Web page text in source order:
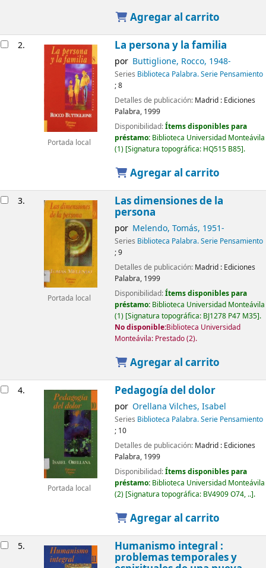
Agregar al carrito
2.
Portada local
La persona y la familia
por Buttiglione, Rocco, 1948-
Series Biblioteca Palabra. Serie Pensamiento
; 8
Detalles de publicación: Madrid : Ediciones
Palabra, 1999
Disponibilidad:Ítems disponibles para
préstamo: Biblioteca Universidad Monteávila
(1) Signatura topográfica: HQ515 B85 .
Agregar al carrito
3.
Portada local
Las dimensiones de la
persona
por Melendo, Tomás, 1951-
Series Biblioteca Palabra. Serie Pensamiento
; 9
Detalles de publicación: Madrid : Ediciones
Palabra, 1999
Disponibilidad:Ítems disponibles para
préstamo: Biblioteca Universidad Monteávila
(1) Signatura topográfica: BJ1278 P47 M35 .
No disponible:Biblioteca Universidad
Monteávila: Prestado(2).
Agregar al carrito
4.
Portada local
Pedagogía del dolor
por Orellana Vilches, Isabel
Series Biblioteca Palabra. Serie Pensamiento
; 10
Detalles de publicación: Madrid : Ediciones
Palabra, 1999
Disponibilidad:Ítems disponibles para
préstamo: Biblioteca Universidad Monteávila
(2) Signatura topográfica: BV4909 O74, .. .
Agregar al carrito
5. Humanismo integral :
problemas temporales y